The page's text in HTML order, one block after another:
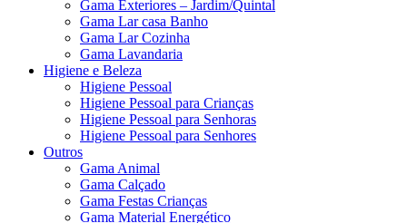
Gama Exteriores – Jardim/Quintal
Gama Lar casa Banho
Gama Lar Cozinha
Gama Lavandaria
Higiene e Beleza
Higiene Pessoal
Higiene Pessoal para Crianças
Higiene Pessoal para Senhoras
Higiene Pessoal para Senhores
Outros
Gama Animal
Gama Calçado
Gama Festas Crianças
Gama Material Energético